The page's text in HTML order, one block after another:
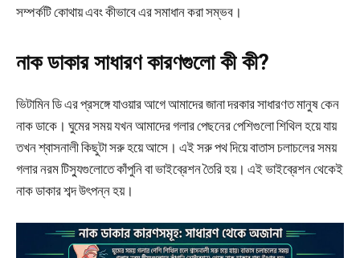
সম্পর্কটি কোথায় এবং কীভাবে এর সমাধান করা সম্ভব।
নাক ডাকার সাধারণ কারণগুলো কী কী?
ভিটামিন ডি এর প্রসঙ্গে যাওয়ার আগে আমাদের জানা দরকার সাধারণত মানুষ কেন
নাক ডাকে। ঘুমের সময় যখন আমাদের গলার পেছনের পেশিগুলো শিথিল হয়ে যায়
তখন শ্বাসনালী কিছুটা সরু হয়ে আসে। এই সরু পথ দিয়ে বাতাস চলাচলের সময়
গলার নরম টিস্যুগুলোতে কাঁপুনি বা ভাইব্রেশন তৈরি হয়। এই ভাইব্রেশন থেকেই
নাক ডাকার শব্দ উৎপন্ন হয়।